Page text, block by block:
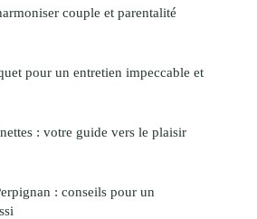
couple et parentalité
pour un entretien impeccable et
: votre guide vers le plaisir
: conseils pour un